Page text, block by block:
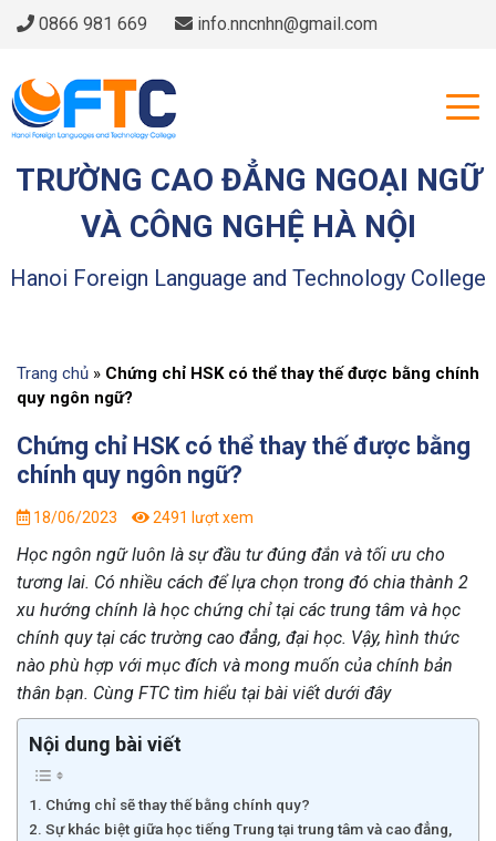
0866 981 669 info.nncnhn@gmail.com
TRƯỜNG CAO ĐẲNG NGOẠI NGỮ
VÀ CÔNG NGHỆ HÀ NỘI
Hanoi Foreign Language and Technology College
Trang chủ » Chứng chỉ HSK có thể thay thế được bằng chính
quy ngôn ngữ?
Chứng chỉ HSK có thể thay thế được bằng
chính quy ngôn ngữ?
18/06/2023 2491 lượt xem
Học ngôn ngữ luôn là sự đầu tư đúng đắn và tối ưu cho
tương lai. Có nhiều cách để lựa chọn trong đó chia thành 2
xu hướng chính là học chứng chỉ tại các trung tâm và học
chính quy tại các trường cao đẳng, đại học. Vậy, hình thức
nào phù hợp với mục đích và mong muốn của chính bản
thân bạn. Cùng FTC tìm hiểu tại bài viết dưới đây
Nội dung bài viết
Chứng chỉ sẽ thay thế bằng chính quy?
Sự khác biệt giữa học tiếng Trung tại trung tâm và cao đẳng,